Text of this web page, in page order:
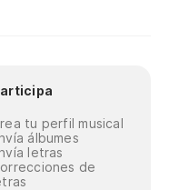
tu perfil musical
álbumes
letras
de